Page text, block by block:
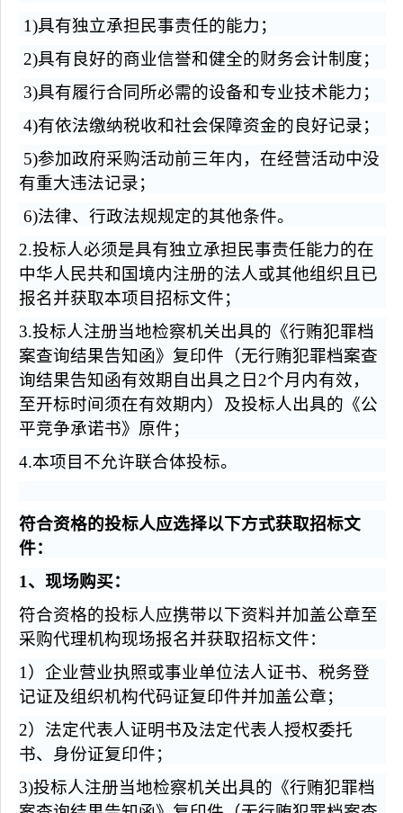
1)具有独立承担民事责任的能力；
2)具有良好的商业信誉和健全的财务会计制度；
3)具有履行合同所必需的设备和专业技术能力；
4)有依法缴纳税收和社会保障资金的良好记录；
5)参加政府采购活动前三年内，在经营活动中没
有重大违法记录；
6)法律、行政法规规定的其他条件。
2.投标人必须是具有独立承担民事责任能力的在
中华人民共和国境内注册的法人或其他组织且已
报名并获取本项目招标文件；
3.投标人注册当地检察机关出具的《行贿犯罪档
案查询结果告知函》复印件（无行贿犯罪档案查
询结果告知函有效期自出具之日2个月内有效，
至开标时间须在有效期内）及投标人出具的《公
平竞争承诺书》原件；
4.本项目不允许联合体投标。
符合资格的投标人应选择以下方式获取招标文
件：
1、现场购买：
符合资格的投标人应携带以下资料并加盖公章至
采购代理机构现场报名并获取招标文件：
1）企业营业执照或事业单位法人证书、税务登
记证及组织机构代码证复印件并加盖公章；
2）法定代表人证明书及法定代表人授权委托
书、身份证复印件；
3)投标人注册当地检察机关出具的《行贿犯罪档